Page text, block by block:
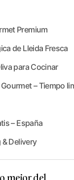
Premium
de Lleida Fresca
para Cocinar
– Tiempo
– España
Delivery